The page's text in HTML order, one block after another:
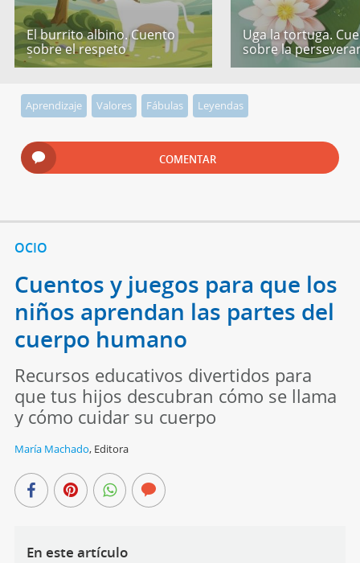
El burrito albino. Cuento
sobre el respeto
Uga la tortuga.
sobre la
Aprendizaje Valores Fábulas Leyendas
COMENTAR
OCIO
Cuentos y juegos para que los
niños aprendan las partes del
cuerpo humano
Recursos educativos divertidos para
que tus hijos descubran cómo se llama
y cómo cuidar su cuerpo
María Machado, Editora
En este artículo